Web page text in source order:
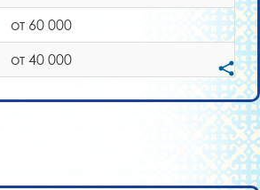
от 60 000
от 40 000